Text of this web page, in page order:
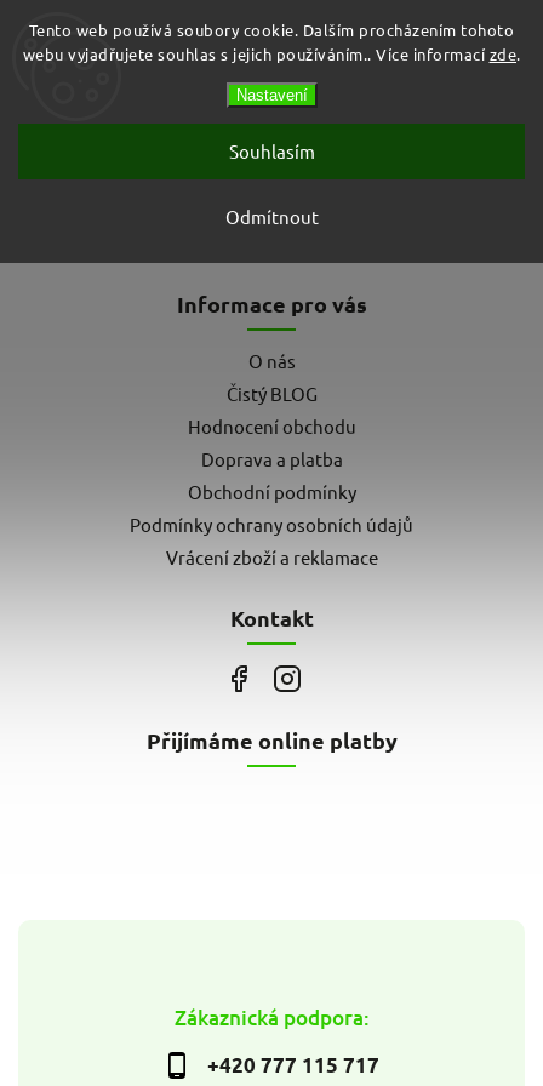
Tento web používá soubory cookie. Dalším procházením tohoto
webu vyjadřujete souhlas s jejich používáním.. Více informací zde.
Nastavení
Odmítnout
Souhlasím
Zákaznická podpora:
+420 777 115 717
Informace pro vás
O nás
Čistý BLOG
Hodnocení obchodu
Doprava a platba
Obchodní podmínky
Podmínky ochrany osobních údajů
Vrácení zboží a reklamace
Kontakt
Přijímáme online platby